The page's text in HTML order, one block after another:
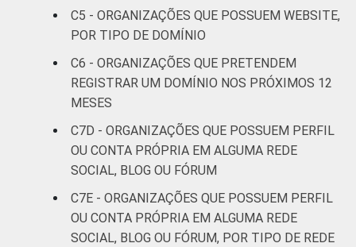
Sociedade da Informação (Cetic.br),
Pesquisa sobre o uso das Tecnologias de
sem fins lucrativos brasileiras - TIC
Organizações Sem Fins Lucrativos 2016
C5 - ORGANIZAÇÕES QUE POSSUEM WEBSITE,
POR TIPO DE DOMÍNIO
C6 - ORGANIZAÇÕES QUE PRETENDEM
REGISTRAR UM DOMÍNIO NOS PRÓXIMOS 12
MESES
C7D - ORGANIZAÇÕES QUE POSSUEM PERFIL
OU CONTA PRÓPRIA EM ALGUMA REDE
SOCIAL, BLOG OU FÓRUM
C7E - ORGANIZAÇÕES QUE POSSUEM PERFIL
OU CONTA PRÓPRIA EM ALGUMA REDE
SOCIAL, BLOG OU FÓRUM, POR TIPO DE REDE